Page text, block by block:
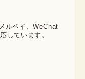
ルペイ、WeChat
しています。